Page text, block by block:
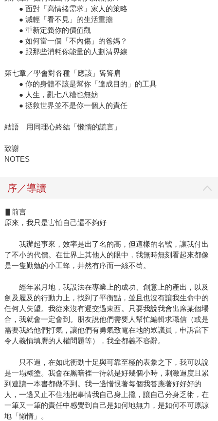
● 面對「高情緒需求」家人的策略
● 減輕「看不見」的生活重擔
● 重新定義你的價值觀
● 如何當一個「不內傷」的爸媽？
● 跟那些消耗你能量的人劃清界線
第七章／學會對各種「應該」聳聳肩
● 你的身體不該是幫你「達成目的」的工具
● 人生，亂七八糟也無妨
● 拯救世界並不是你一個人的責任
結語 用同理心終結「懶惰的謊言」
致謝
NOTES
序／導讀
▋前言
原來，我只是害怕自己還不夠好
我辦起事來，效率是出了名的高，但這樣的名號，讓我付出
了不小的代價。在世界上其他人的眼中，我無時無刻看起來都像
是一隻勤勉的小工蜂，井然有序而一絲不苟。
經年累月地，我設法在專業上的成功、創意上的產出，以及
劍及履及的行動力上，找到了平衡點，並且也沒有讓我生命中的
任何人失望。我從來沒有遲交過東西。只要我說我會出席某個場
合，我就會一定會到。朋友說他們需要人幫忙編輯求職信（或是
需要我給他們打氣，讓他們有勇氣致電在地的眾議員，申訴當下
令人義憤填膺的人權問題等），我全都義不容辭。
只不過，在如此衝勁十足與可靠至極的表象之下，我可以說
是一塌糊塗。我會在黑暗裡一待就是好幾個小時，刺激過度且累
到連讀一本書都做不到。我一邊憎恨著每個我答應著好好好的
人，一邊又止不住地把事情我自己身上攬，讓自己分身乏術，在
一筆又一筆的責任中感覺到自己是如何地無力，是如何不可原諒
地「懶惰」。